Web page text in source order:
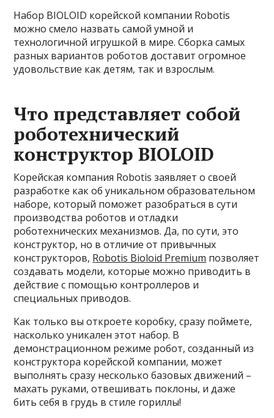
Набор BIOLOID корейской компании Robotis
можно смело назвать самой умной и
технологичной игрушкой в мире. Сборка самых
разных вариантов роботов доставит огромное
удовольствие как детям, так и взрослым.
Что представляет собой
роботехнический
конструктор BIOLOID
Корейская компания Robotis заявляет о своей
разработке как об уникальном образовательном
наборе, который поможет разобраться в сути
производства роботов и отладки
роботехнических механизмов. Да, по сути, это
конструктор, но в отличие от привычных
конструкторов, Robotis Bioloid Premium позволяет
создавать модели, которые можно приводить в
действие с помощью контроллеров и
специальных приводов.
Как только вы откроете коробку, сразу поймете,
насколько уникален этот набор. В
демонстрационном режиме робот, созданный из
конструктора корейской компании, может
выполнять сразу несколько базовых движений –
махать руками, отвешивать поклоны, и даже
бить себя в грудь в стиле гориллы!